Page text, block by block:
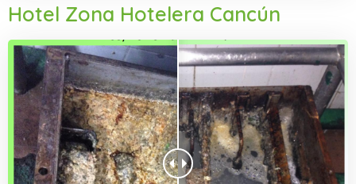
Hotel Zona Hotelera Cancún